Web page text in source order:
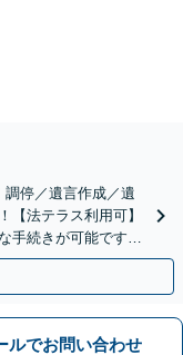
調停／遺言作成／遺
【法テラス利用可】
手続きが可能です
ルでお問い合わせ